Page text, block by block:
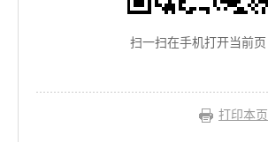
扫一扫在手机打开当前页
打印本页